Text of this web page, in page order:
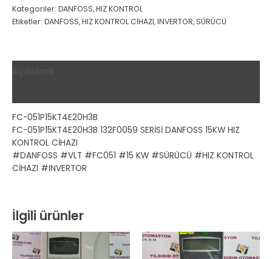
Kategoriler: DANFOSS,HIZ KONTROL
Etiketler: DANFOSS,HIZ KONTROL CİHAZI,INVERTOR, SÜRÜCÜ
FC-051P15KT4E20H3B
FC-051P15KT4E20H3B 132F0059 SERİSİ DANFOSS 15KW HIZ
KONTROL CİHAZI
#DANFOSS #VLT #FC051 #15 KW #SÜRÜCÜ #HIZ KONTROL
CİHAZI #INVERTOR
İlgili ürünler